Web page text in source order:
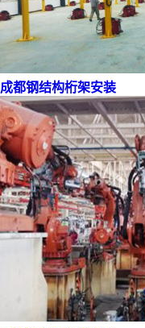
成都钢结构桁架安装